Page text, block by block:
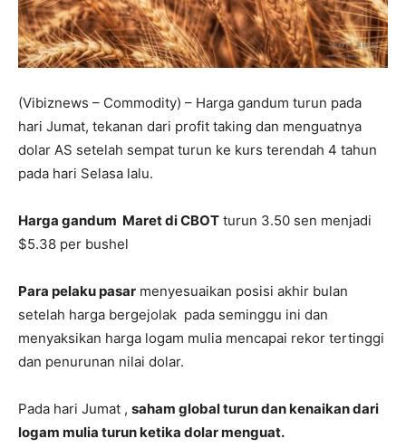
(Vibiznews – Commodity) – Harga gandum turun pada
hari Jumat, tekanan dari profit taking dan menguatnya
dolar AS setelah sempat turun ke kurs terendah 4 tahun
pada hari Selasa lalu.
Harga gandum Maret di CBOT turun 3.50 sen menjadi
$5.38 per bushel
Para pelaku pasar menyesuaikan posisi akhir bulan
setelah harga bergejolak pada seminggu ini dan
menyaksikan harga logam mulia mencapai rekor tertinggi
dan penurunan nilai dolar.
Pada hari Jumat , saham global turun dan kenaikan dari
logam mulia turun ketika dolar menguat.